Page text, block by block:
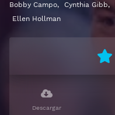
Bobby Campo, Cynthia Gibb,
Ellen Hollman
Descargar